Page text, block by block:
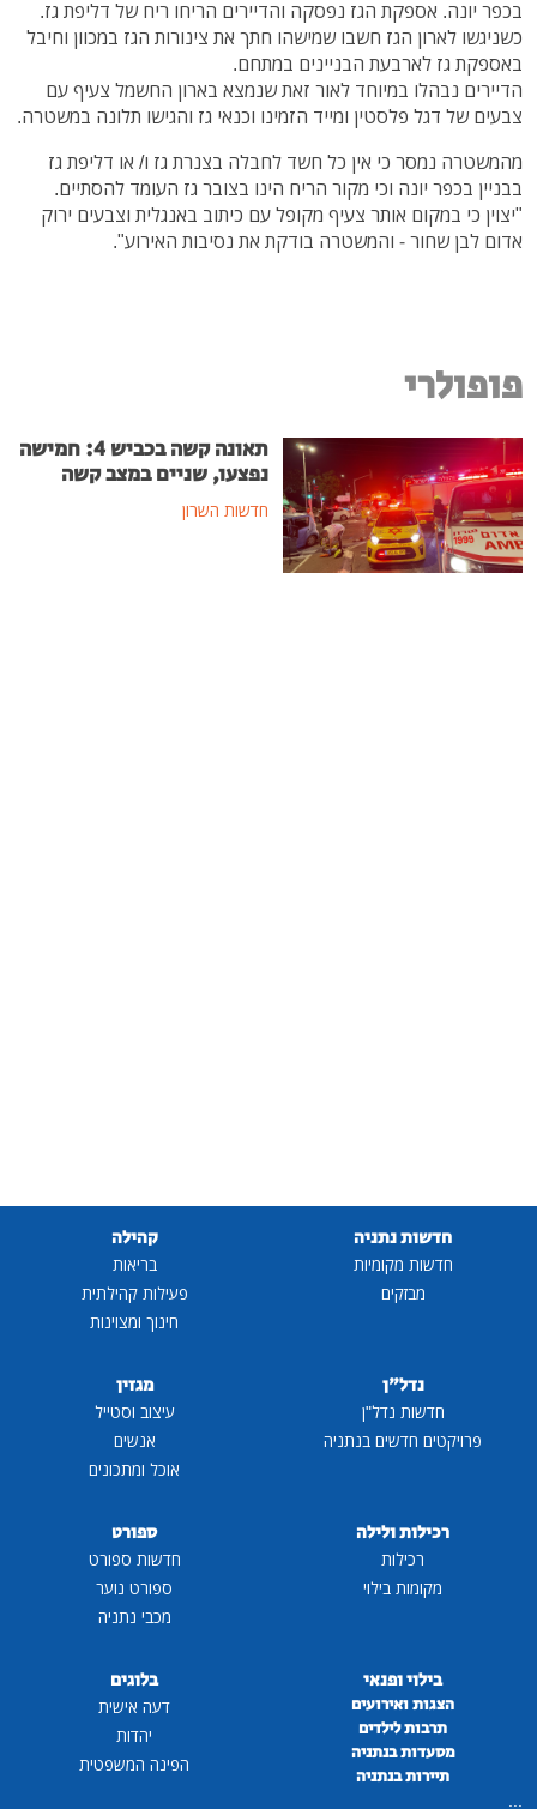
בכפר יונה. אספקת הגז נפסקה והדיירים הריחו ריח של דליפת גז.
כשניגשו לארון הגז חשבו שמישהו חתך את צינורות הגז במכוון וחיבל
באספקת גז לארבעת הבניינים במתחם.
הדיירים נבהלו במיוחד לאור זאת שנמצא בארון החשמל צעיף עם
צבעים של דגל פלסטין ומייד הזמינו וכנאי גז והגישו תלונה במשטרה.
מהמשטרה נמסר כי אין כל חשד לחבלה בצנרת גז ו/ או דליפת גז
בבניין בכפר יונה וכי מקור הריח הינו בצובר גז העומד להסתיים.
"יצוין כי במקום אותר צעיף מקופל עם כיתוב באנגלית וצבעים ירוק
אדום לבן שחור - והמשטרה בודקת את נסיבות האירוע".
פופולרי
תאונה קשה בכביש 4: חמישה
נפצעו, שניים במצב קשה
חדשות השרון
חדשות נתניה
חדשות מקומיות
מבזקים
קהילה
בריאות
פעילות קהילתית
חינוך ומצוינות
נדל"ן
חדשות נדל"ן
פרויקטים חדשים בנתניה
מגזין
עיצוב וסטייל
אנשים
אוכל ומתכונים
רכילות ולילה
רכילות
מקומות בילוי
ספורט
חדשות ספורט
ספורט נוער
מכבי נתניה
בילוי ופנאי
הצגות ואירועים
תרבות לילדים
מסעדות בנתניה
תיירות בנתניה
בלוגים
דעה אישית
יהדות
הפינה המשפטית